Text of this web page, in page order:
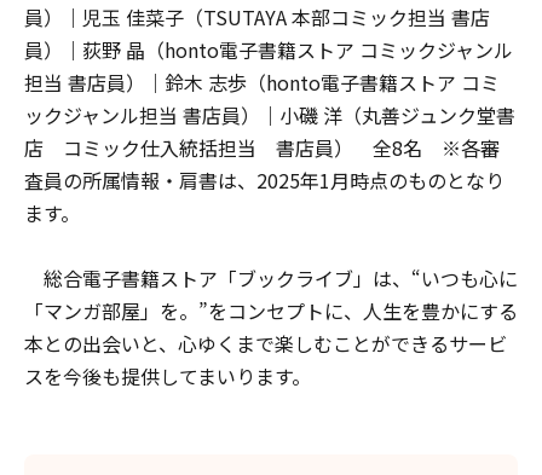
員）｜児玉 佳菜子（TSUTAYA 本部コミック担当 書店
員）｜荻野 晶（honto電子書籍ストア コミックジャンル
担当 書店員）｜鈴木 志歩（honto電子書籍ストア コミ
ックジャンル担当 書店員）｜小磯 洋（丸善ジュンク堂書
店 コミック仕入統括担当 書店員） 全8名 ※各審
査員の所属情報・肩書は、2025年1月時点のものとなり
ます。
総合電子書籍ストア「ブックライブ」は、“いつも心に
「マンガ部屋」を。”をコンセプトに、人生を豊かにする
本との出会いと、心ゆくまで楽しむことができるサービ
スを今後も提供してまいります。